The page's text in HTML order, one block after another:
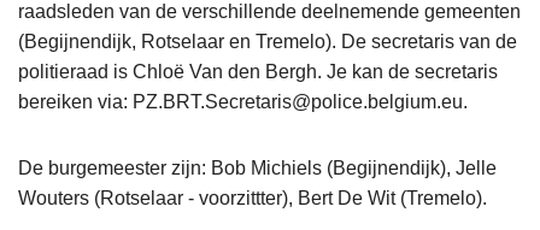
raadsleden van de verschillende deelnemende gemeenten
(Begijnendijk, Rotselaar en Tremelo). De secretaris van de
politieraad is Chloë Van den Bergh. Je kan de secretaris
bereiken via: PZ.BRT.Secretaris@police.belgium.eu.
De burgemeester zijn: Bob Michiels (Begijnendijk), Jelle
Wouters (Rotselaar - voorzittter), Bert De Wit (Tremelo).